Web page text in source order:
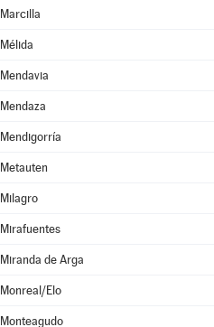
Marcilla
Mélida
Mendavia
Mendaza
Mendigorría
Metauten
Milagro
Mirafuentes
Miranda de Arga
Monreal/Elo
Monteagudo